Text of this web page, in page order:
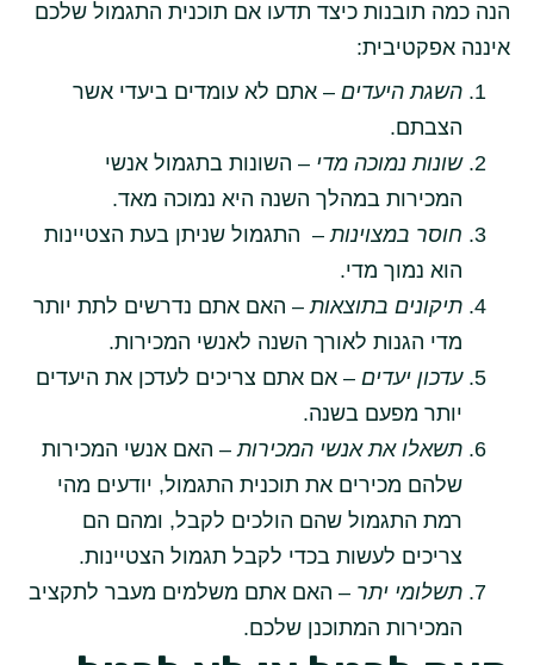
הנה כמה תובנות כיצד תדעו אם תוכנית התגמול שלכם
איננה אפקטיבית:
השגת היעדים – אתם לא עומדים ביעדי אשר
הצבתם.
שונות נמוכה מדי – השונות בתגמול אנשי
המכירות במהלך השנה היא נמוכה מאד.
חוסר במצוינות – התגמול שניתן בעת הצטיינות
הוא נמוך מדי.
תיקונים בתוצאות – האם אתם נדרשים לתת יותר
מדי הגנות לאורך השנה לאנשי המכירות.
עדכון יעדים – אם אתם צריכים לעדכן את היעדים
יותר מפעם בשנה.
תשאלו את אנשי המכירות – האם אנשי המכירות
שלהם מכירים את תוכנית התגמול, יודעים מהי
רמת התגמול שהם הולכים לקבל, ומהם הם
צריכים לעשות בכדי לקבל תגמול הצטיינות.
תשלומי יתר – האם אתם משלמים מעבר לתקציב
המכירות המתוכנן שלכם.